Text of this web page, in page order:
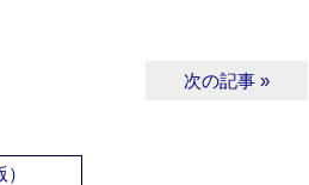
次の記事 »